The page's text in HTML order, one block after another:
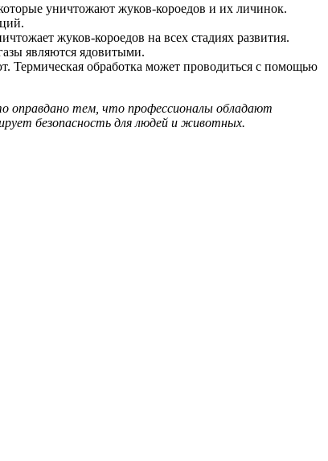
уничтожают жуков-короедов и их личинок.
жуков-короедов на всех стадиях развития.
являются ядовитыми.
Термическая обработка может проводиться с помощью
оправдано тем, что профессионалы обладают
безопасность для людей и животных.